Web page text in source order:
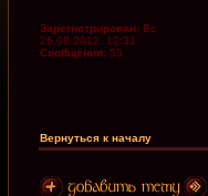
Зарегистрирован: Вс
26.08.2012, 12:31
Сообщения: 53
Вернуться к началу